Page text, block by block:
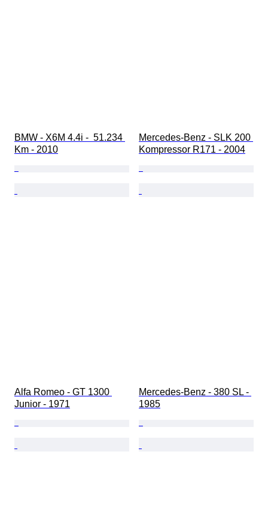
BMW - X6M 4.4i -  51.234
Km - 2010
Mercedes-Benz - SLK 200
Kompressor R171 - 2004
Alfa Romeo - GT 1300
Junior - 1971
Mercedes-Benz - 380 SL -
1985